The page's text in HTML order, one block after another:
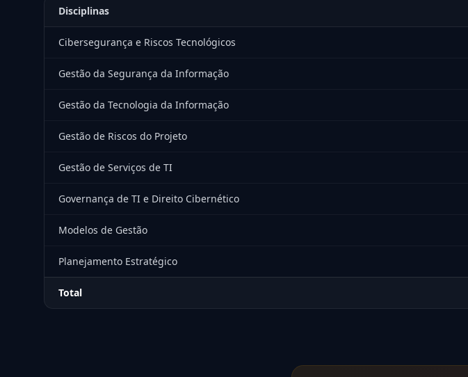
Disciplinas
Cibersegurança e Riscos Tecnológicos
Gestão da Segurança da Informação
Gestão da Tecnologia da Informação
Gestão de Riscos do Projeto
Gestão de Serviços de TI
Governança de TI e Direito Cibernético
Modelos de Gestão
Planejamento Estratégico
Total